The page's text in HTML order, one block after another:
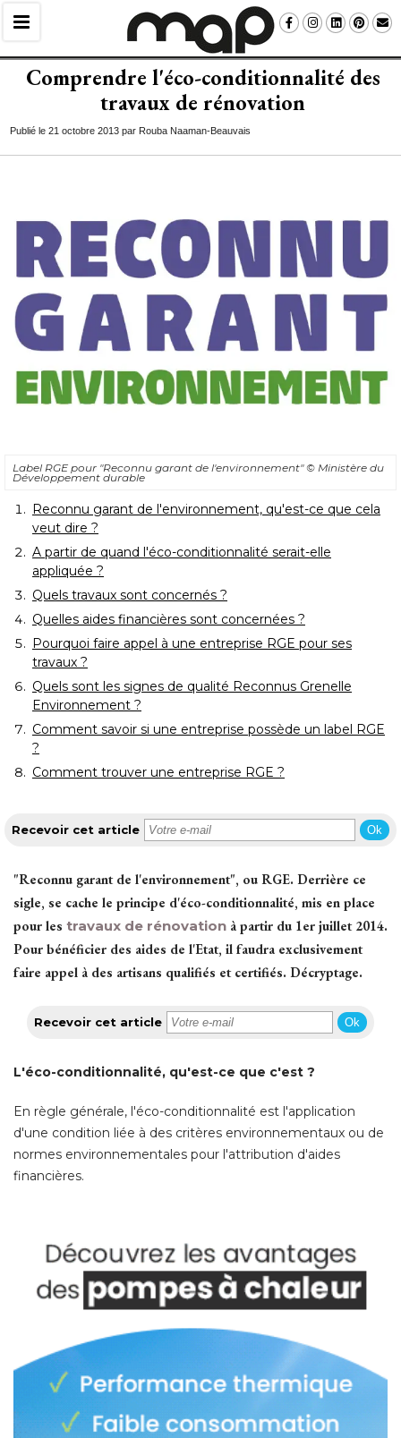
Comprendre l'éco-conditionnalité des
travaux de rénovation
Publié le 21 octobre 2013 par Rouba Naaman-Beauvais
Label RGE pour "Reconnu garant de l'environnement" © Ministère du
Développement durable
Reconnu garant de l'environnement, qu'est-ce que cela
veut dire ?
A partir de quand l'éco-conditionnalité serait-elle
appliquée ?
Quels travaux sont concernés ?
Quelles aides financières sont concernées ?
Pourquoi faire appel à une entreprise RGE pour ses
travaux ?
Quels sont les signes de qualité Reconnus Grenelle
Environnement ?
Comment savoir si une entreprise possède un label RGE
?
Comment trouver une entreprise RGE ?
Recevoir cet article Ok
"Reconnu garant de l'environnement", ou RGE. Derrière ce
sigle, se cache le principe d'éco-conditionnalité, mis en place
pour les travaux de rénovation à partir du 1er juillet 2014.
Pour bénéficier des aides de l'Etat, il faudra exclusivement
faire appel à des artisans qualifiés et certifiés. Décryptage.
Recevoir cet article Ok
L'éco-conditionnalité, qu'est-ce que c'est ?
En règle générale, l'éco-conditionnalité est l'application
d'une condition liée à des critères environnementaux ou de
normes environnementales pour l'attribution d'aides
financières.